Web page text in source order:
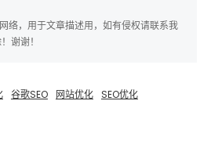
络，用于文章描述用，如有侵权请联系我
谢谢！
谷歌SEO 网站优化
SEO优化